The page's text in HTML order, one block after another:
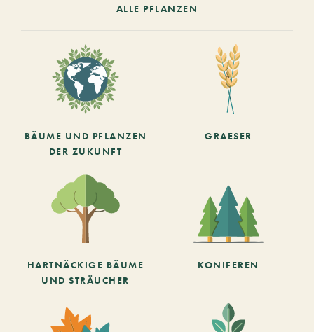
ALLE PFLANZEN
BÄUME UND PFLANZEN
DER ZUKUNFT
GRAESER
HARTNÄCKIGE BÄUME
UND STRÄUCHER
KONIFEREN